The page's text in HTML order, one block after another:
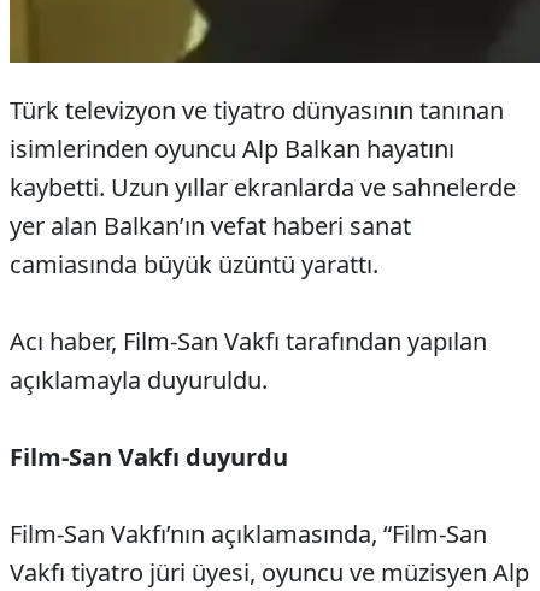
Türk televizyon ve tiyatro dünyasının tanınan
isimlerinden oyuncu Alp Balkan hayatını
kaybetti. Uzun yıllar ekranlarda ve sahnelerde
yer alan Balkan’ın vefat haberi sanat
camiasında büyük üzüntü yarattı.
Acı haber, Film-San Vakfı tarafından yapılan
açıklamayla duyuruldu.
Film-San Vakfı duyurdu
Film-San Vakfı’nın açıklamasında, “Film-San
Vakfı tiyatro jüri üyesi, oyuncu ve müzisyen Alp